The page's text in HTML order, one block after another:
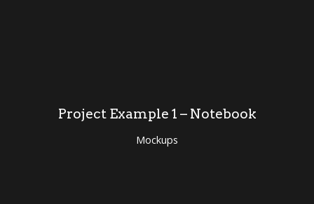
Project Example 1 – Notebook
Mockups